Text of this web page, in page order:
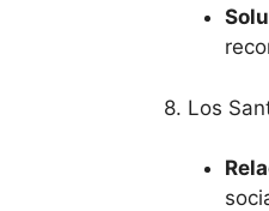
8. Los